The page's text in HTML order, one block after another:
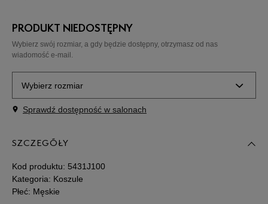
PRODUKT NIEDOSTĘPNY
Wybierz swój rozmiar, a gdy będzie dostępny, otrzymasz od nas
wiadomość e-mail.
Wybierz rozmiar
Powiadom o
dostępności
Sprawdź dostępność w salonach
SZCZEGÓŁY
Kod produktu: 5431J100
Kategoria: Koszule
Płeć: Męskie